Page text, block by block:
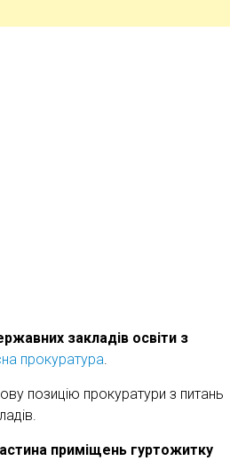
закладів освіти з
прокуратура
позицію прокуратури з питань
приміщень гуртожитку